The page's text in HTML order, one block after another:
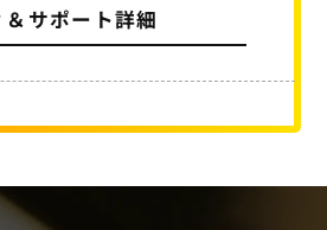
サポート詳細